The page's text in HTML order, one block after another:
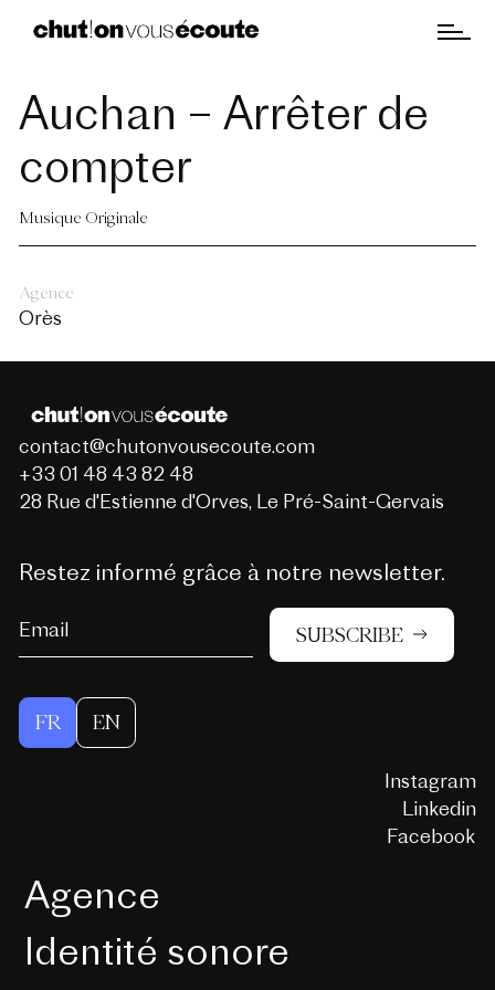
Auchan – Arrêter de
compter
Musique Originale
Agence
Orès
contact@chutonvousecoute.com
+33 01 48 43 82 48
28 Rue d'Estienne d'Orves, Le Pré-Saint-Gervais
Restez informé grâce à notre newsletter.
SUBSCRIBE
FR EN
Instagram
Linkedin
Facebook
Agence
Identité sonore